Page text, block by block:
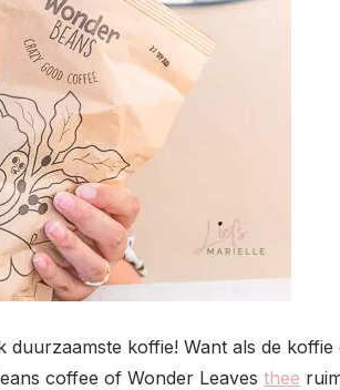
koffie! Want als de
coffee of Wonder Leaves thee